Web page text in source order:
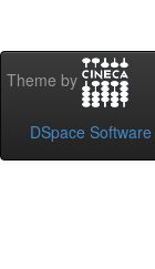
Theme by
DSpace Software